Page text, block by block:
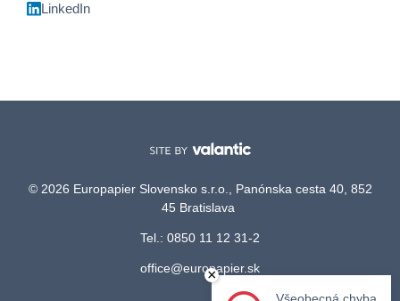
LinkedIn
© 2026 Europapier Slovensko s.r.o., Panónska cesta 40, 852
45 Bratislava
Tel.: 0850 11 12 31-2
office@europapier.sk
×